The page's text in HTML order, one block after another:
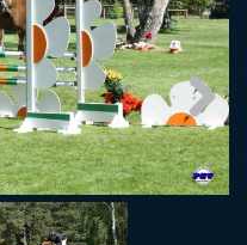
Next